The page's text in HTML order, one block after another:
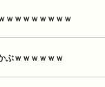
ｗｗｗｗｗｗｗｗ
ぶｗｗｗｗｗｗ